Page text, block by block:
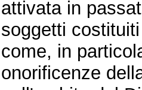
attivata in
soggetti
come, in
onorificenze